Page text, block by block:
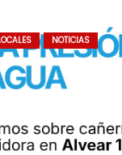
NOTICIAS